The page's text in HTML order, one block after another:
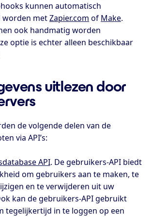
kunnen automatisch
metZapier.com of Make.
ook handmatig worden
optie is echter alleen beschikbaar
uitlezen door
de volgende delen van de
via API’s:
API. De gebruikers-API biedt
om gebruikers aan te maken, te
en te verwijderen uit uw
kan de gebruikers-API gebruikt
tegelijkertijd in te loggen op een